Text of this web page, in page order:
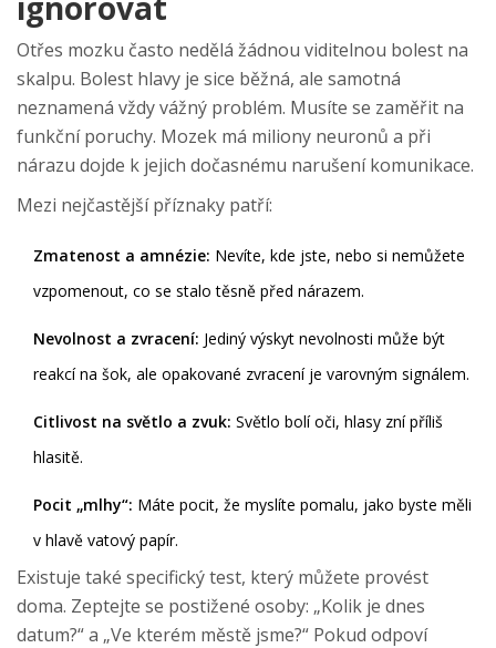
Otřes mozku často nedělá žádnou viditelnou bolest na
skalpu. Bolest hlavy je sice běžná, ale samotná
neznamená vždy vážný problém. Musíte se zaměřit na
funkční poruchy. Mozek má miliony neuronů a při
nárazu dojde k jejich dočasnému narušení komunikace.
Mezi nejčastější příznaky patří:
Zmatenost a amnézie: Nevíte, kde jste, nebo si nemůžete
vzpomenout, co se stalo těsně před nárazem.
Nevolnost a zvracení: Jediný výskyt nevolnosti může být
reakcí na šok, ale opakované zvracení je varovným signálem.
Citlivost na světlo a zvuk: Světlo bolí oči, hlasy zní příliš
hlasitě.
Pocit „mlhy“: Máte pocit, že myslíte pomalu, jako byste měli
v hlavě vatový papír.
Existuje také specifický test, který můžete provést
doma. Zeptejte se postižené osoby: „Kolik je dnes
datum?“ a „Ve kterém městě jsme?“ Pokud odpoví